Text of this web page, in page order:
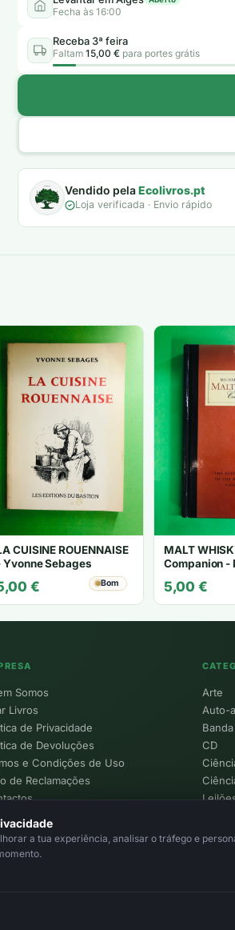
Fecha às 16:00
Receba 3ª feira
Faltam 15,00 € para portes grátis
Vendido pelaEcolivros.pt
Loja verificada · Envio rápido
CUISINE ROUENNAISE
Yvonne Sebages
€ Bom
MALT
Companion -
5,00 €
Somos
Livros
de Privacidade
de Devoluções
e Condições de Uso
de Reclamações
Arte
Auto-
CD
a tua experiência, analisar o tráfego e